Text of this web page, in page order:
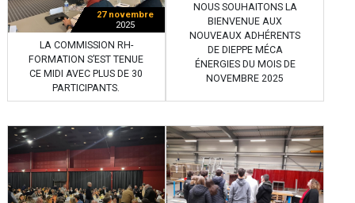
27 novembre
2025
LA COMMISSION RH-
FORMATION S’EST TENUE
CE MIDI AVEC PLUS DE 30
PARTICIPANTS.
NOUS SOUHAITONS LA
BIENVENUE AUX
NOUVEAUX ADHÉRENTS
DE DIEPPE MÉCA
ÉNERGIES DU MOIS DE
NOVEMBRE 2025